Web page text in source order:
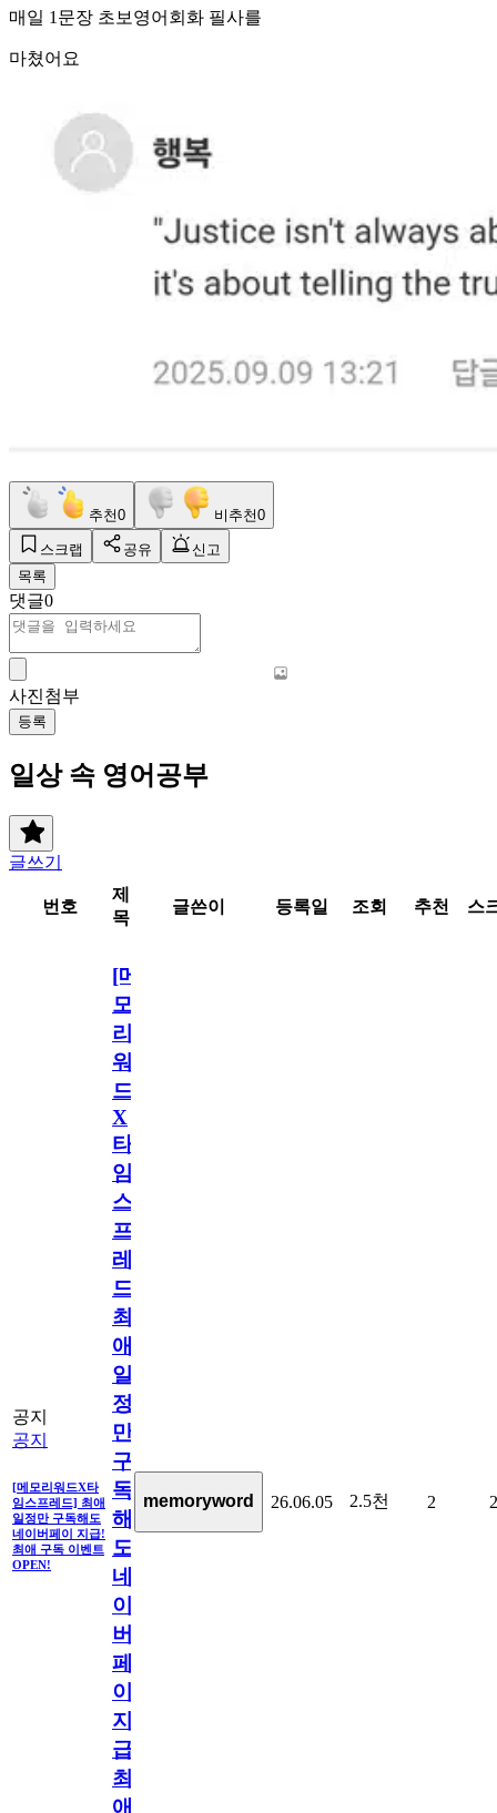
매일 1문장 초보영어회화 필사를
마쳤어요
추천0 비추천0
스크랩 공유
신고
목록
댓글0
사진첨부
등록
일상 속 영어공부
글쓰기
번호
제
목
글쓴이 등록일 조회 추천 스
공지
공지
[메모리워드X타
임스프레드] 최애
일정만 구독해도
네이버페이 지급!
최애 구독 이벤트
OPEN!
[메
모
리
워
드
X
타
임
스
프
레
드]
최
애
일
정
만
구
독
해
도
네
이
버
페
이
지
급!
최
애
memoryword 26.06.05 2.5천 2 2